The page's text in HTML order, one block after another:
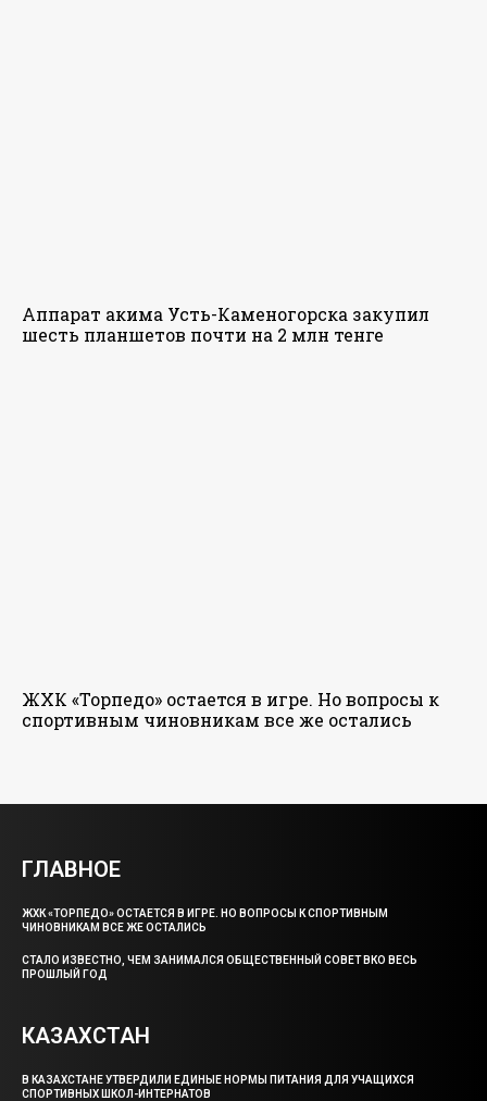
Аппарат акима Усть-Каменогорска закупил
шесть планшетов почти на 2 млн тенге
ЖХК «Торпедо» остается в игре. Но вопросы к
спортивным чиновникам все же остались
ГЛАВНОЕ
ЖХК «ТОРПЕДО» ОСТАЕТСЯ В ИГРЕ. НО ВОПРОСЫ К СПОРТИВНЫМ
ЧИНОВНИКАМ ВСЕ ЖЕ ОСТАЛИСЬ
СТАЛО ИЗВЕСТНО, ЧЕМ ЗАНИМАЛСЯ ОБЩЕСТВЕННЫЙ СОВЕТ ВКО ВЕСЬ
ПРОШЛЫЙ ГОД
КАЗАХСТАН
В КАЗАХСТАНЕ УТВЕРДИЛИ ЕДИНЫЕ НОРМЫ ПИТАНИЯ ДЛЯ УЧАЩИХСЯ
СПОРТИВНЫХ ШКОЛ-ИНТЕРНАТОВ